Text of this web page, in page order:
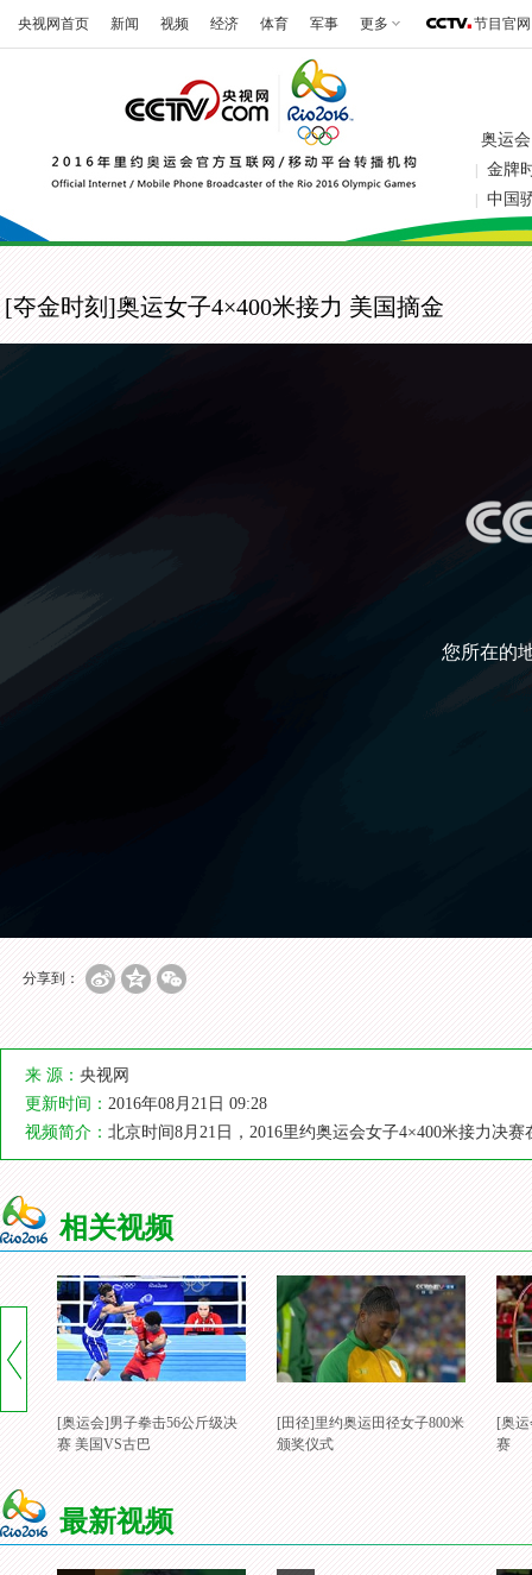
央视网首页 新闻 视频 经济 体育 军事 更多 节目官网
奥运会
金牌
中国
[夺金时刻]奥运女子4×400米接力 美国摘金
您所在的
分享到：
来 源： 央视网
更新时间： 2016年08月21日 09:28
视频简介： 北京时间8月21日，2016里约奥运会女子4×400米接力决
相关视频
[奥运会]男子拳击56公斤级决
赛 美国VS古巴
[田径]里约奥运田径女子800米
颁奖仪式
[奥
赛
最新视频